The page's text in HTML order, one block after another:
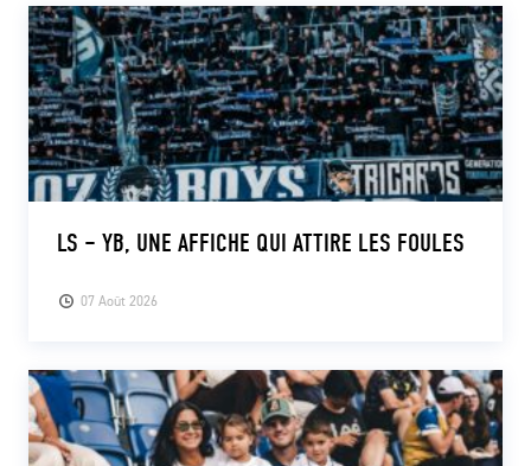
CONTACT
ACTUALITÉS
LS E-SHOP
PRESSE ET MEDIAS
07 Août 2026
LS – YB, UNE AFFICHE QUI ATTIRE LES FOULES